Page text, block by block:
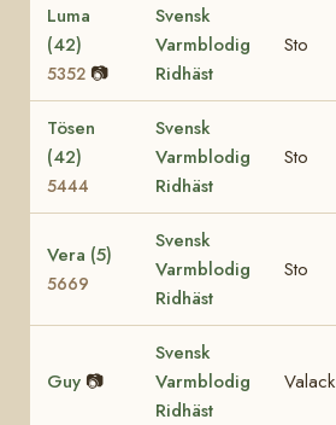
Luma
(42)
5352 📷
Svensk
Varmblodig
Ridhäst
Sto
Tösen
(42)
5444
Svensk
Varmblodig
Ridhäst
Sto
Vera (5)
5669
Svensk
Varmblodig
Ridhäst
Sto
Guy 📷
Svensk
Varmblodig
Ridhäst
Valack